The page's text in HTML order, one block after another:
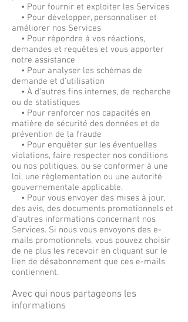
• Pour fournir et exploiter les Services
• Pour développer, personnaliser et
améliorer nos Services
• Pour répondre à vos réactions,
demandes et requêtes et vous apporter
notre assistance
• Pour analyser les schémas de
demande et d'utilisation
• À d'autres fins internes, de recherche
ou de statistiques
• Pour renforcer nos capacités en
matière de sécurité des données et de
prévention de la fraude
• Pour enquêter sur les éventuelles
violations, faire respecter nos conditions
ou nos politiques, ou se conformer à une
loi, une réglementation ou une autorité
gouvernementale applicable.
• Pour vous envoyer des mises à jour,
des avis, des documents promotionnels et
d'autres informations concernant nos
Services. Si nous vous envoyons des e-
mails promotionnels, vous pouvez choisir
de ne plus les recevoir en cliquant sur le
lien de désabonnement que ces e-mails
contiennent.
Avec qui nous partageons les
informations